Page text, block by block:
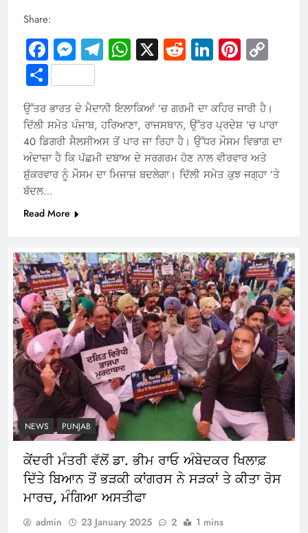
Share:
Facebook
Messenger
Telegram
WhatsApp
X RedditLinkedIn
Share
ਉੱਤਰ ਭਾਰਤ ਦੇ ਮੈਦਾਨੀ ਇਲਾਕਿਆਂ ’ਚ ਗਰਮੀ ਦਾ ਕਹਿਰ ਜਾਰੀ ਹੈ।
ਦਿੱਲੀ ਸਮੇਤ ਪੰਜਾਬ, ਹਰਿਆਣਾ, ਰਾਜਸਥਾਨ, ਉੱਤਰ ਪ੍ਰਦੇਸ਼ ’ਚ ਪਾਰਾ
40 ਡਿਗਰੀ ਸੈਲਸੀਅਸ ਤੋਂ ਪਾਰ ਜਾ ਰਿਹਾ ਹੈ। ਉੱਧਰ ਮੌਸਮ ਵਿਭਾਗ ਦਾ
ਅੰਦਾਜ਼ਾ ਹੈ ਕਿ ਪੱਛਮੀ ਦਬਾਅ ਦੇ ਸਰਗਰਮ ਹੋਣ ਨਾਲ ਵੀਰਵਾਰ ਅਤੇ
ਸ਼ੁੱਕਰਵਾਰ ਨੂੰ ਮੌਸਮ ਦਾ ਮਿਜਾਜ਼ ਬਦਲੇਗਾ। ਦਿੱਲੀ ਸਮੇਤ ਕੁਝ ਜਗ੍ਹਾ ’ਤੇ
ਬੱਦਲ…
Read More
NEWS PUNJAB
ਕੇਂਦਰੀ ਮੰਤਰੀ ਵੱਲੋਂ ਡਾ. ਭੀਮ ਰਾਓ ਅੰਬੇਦਕਰ ਖਿਲਾਫ਼
ਦਿੱਤੇ ਬਿਆਨ ਤੋਂ ਭੜਕੀ ਕਾਂਗਰਸ ਨੇ ਸੜਕਾਂ ਤੇ ਕੀਤਾ ਰੋਸ
ਮਾਰਚ, ਮੰਗਿਆ ਅਸਤੀਫਾ
admin 23 January 2025 2 1 mins